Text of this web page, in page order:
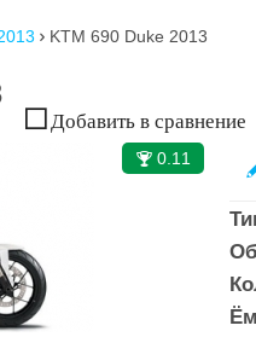
 KTM 690 Duke 2013
Добавить в сравнение
🏆0.11